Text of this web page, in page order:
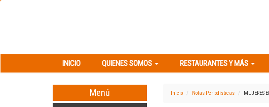
INICIO QUIENES SOMOS RESTAURANTES Y MÁS
Menú Inicio Notas Periodísticas MUJERES